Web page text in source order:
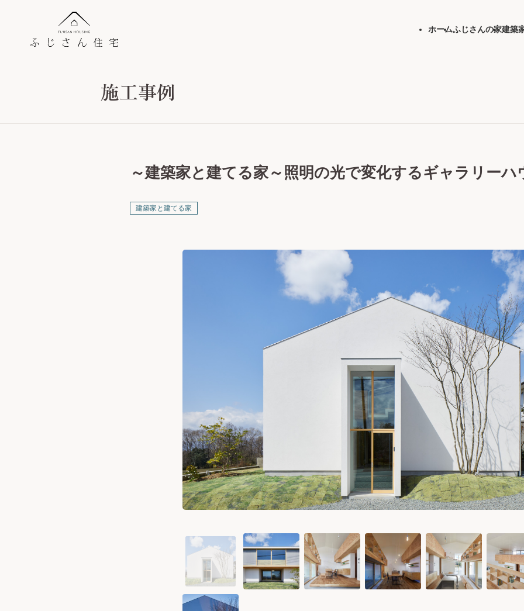
ホームふじさんの家建築
施工事例
～建築家と建てる家～照明の光で変化するギャラリーハ
建築家と建てる家